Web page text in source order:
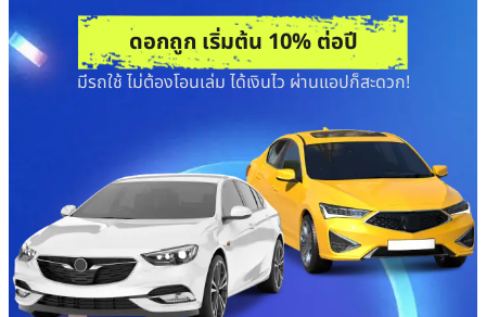
ดอกถูก เริ่มต้น 10% ต่อปี
มีรถใช้ ไม่ต้องโอนเล่ม ได้เงินไว ผ่านแอปก็สะดวก!